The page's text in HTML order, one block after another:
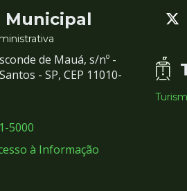
Municipal
de Mauá, s/nº -
- SP, CEP 11010-
5000
à Informação